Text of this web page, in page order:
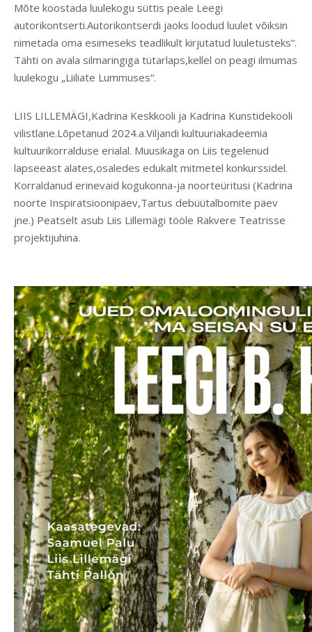
Mõte koostada luulekogu süttis peale Leegi
autorikontserti.Autorikontserdi jaoks loodud luulet võiksin
nimetada oma esimeseks teadlikult kirjutatud luuletusteks“.
Tähti on avala silmaringiga tütarlaps,kellel on peagi ilmumas
luulekogu „Liiliate Lummuses“.
LIIS LILLEMÄGI,Kadrina Keskkooli ja Kadrina Kunstidekooli
vilistlane.Lõpetanud 2024.a.Viljandi kultuuriakadeemia
kultuurikorralduse erialal. Muusikaga on Liis tegelenud
lapseeast alates,osaledes edukalt mitmetel konkurssidel.
Korraldanud erinevaid kogukonna-ja noorteüritusi (Kadrina
noorte Inspiratsioonipäev,Tartus debüütalbomite päev
jne.) Peatselt asub Liis Lillemägi tööle Rakvere Teatrisse
projektijuhina.